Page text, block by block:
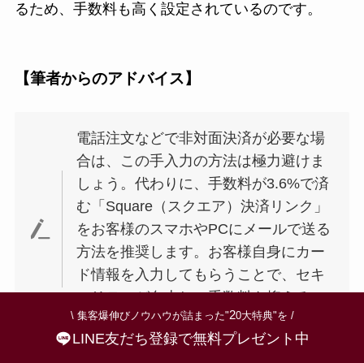
るため、手数料も高く設定されているのです。
【筆者からのアドバイス】
電話注文などで非対面決済が必要な場
合は、この手入力の方法は極力避けま
しょう。代わりに、手数料が3.6%で済
む「Square（スクエア）決済リンク」
をお客様のスマホやPCにメールで送る
方法を推奨します。お客様自身にカー
ド情報を入力してもらうことで、セキ
ュリティが向上し、手数料も抑えるこ
とができます。
\ 集客爆伸びノウハウが詰まった"20大特典"を /
LINE友だち登録で無料プレゼント中